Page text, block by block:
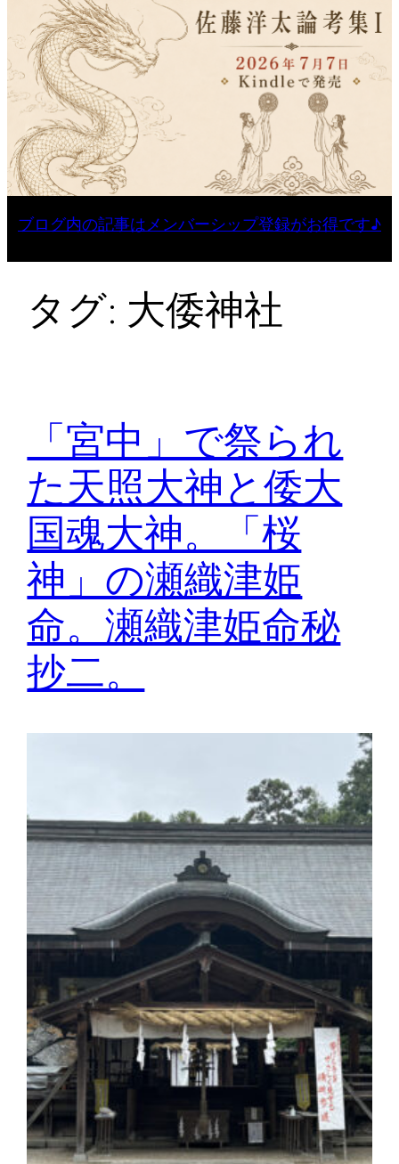
ブログ内の記事はメンバーシップ登録がお得です♪
タグ: 大倭神社
「宮中」で祭られ
た天照大神と倭大
国魂大神。「桜
神」の瀬織津姫
命。瀬織津姫命秘
抄二。